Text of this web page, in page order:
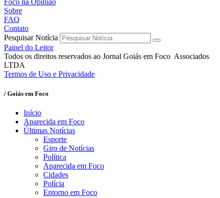
Foco na Opinião
Sobre
FAQ
Contato
Pesquisar Notícia
Painel do Leitor
Todos os direitos reservados ao Jornal Goiás em Foco Associados
LTDA
Termos de Uso e Privacidade
/ Goiás em Foco
Início
Aparecida em Foco
Últimas Notícias
Esporte
Giro de Notícias
Política
Aparecida em Foco
Cidades
Polícia
Entorno em Foco